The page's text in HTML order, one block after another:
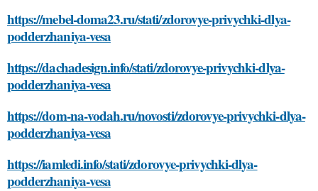
https://mebel-doma23.ru/stati/zdorovye-privychki-dlya-
podderzhaniya-vesa
https://dachadesign.info/stati/zdorovye-privychki-dlya-
podderzhaniya-vesa
https://dom-na-vodah.ru/novosti/zdorovye-privychki-dlya-
podderzhaniya-vesa
https://iamledi.info/stati/zdorovye-privychki-dlya-
podderzhaniya-vesa